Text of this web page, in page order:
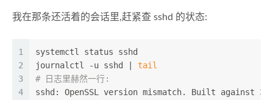
我在那条还活着的会话里,赶紧查 sshd 的状态:
1
2
3
4
systemctl status sshd
journalctl -u sshd | tail
# 日志里赫然一行:
sshd: OpenSSL version mismatch. Built against